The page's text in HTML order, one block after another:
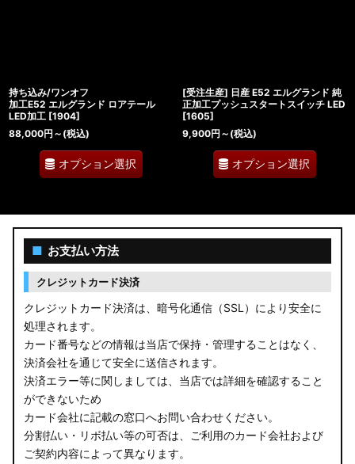
持ち込み/ワンオフ
加工E52 エルグランド ロアテール
LED加工 [1904]
88,000円 ～ (税込)
オプション選択
[受注生産] 日産 E52 エルグランド 純
正加工プッシュスタートスイッチ LED
[1605]
9,900円 ～ (税込)
オプション選択
■ お支払い方法
クレジットカード決済
クレジットカード決済は、暗号化通信（SSL）により安全に
処理されます。
カード番号などの情報は当店で保持・管理することはなく、
決済会社を通じて安全に送信されます。
決済エラー等に関しましては、当店では詳細を確認すること
ができないため
カード会社に記載の窓口へお問い合わせください。
分割払い・リボ払い等の可否は、ご利用のカード会社および
ご契約内容によって異なります。